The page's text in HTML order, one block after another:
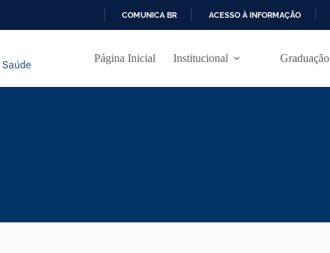
R
COMUNICA BR ACESSO À INFORMAÇÃO
Página Inicial Institucional Graduação